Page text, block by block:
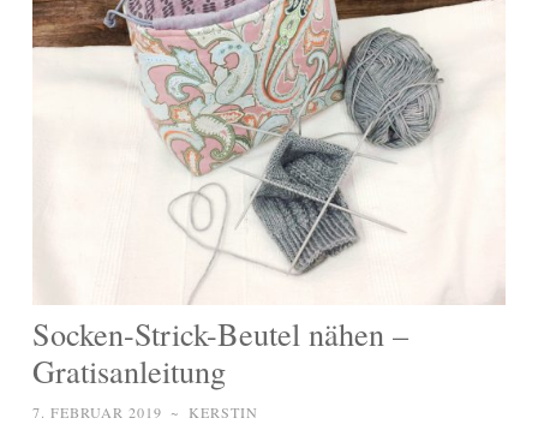
Socken-Strick-Beutel nähen –
Gratisanleitung
7. FEBRUAR 2019 ~ KERSTIN